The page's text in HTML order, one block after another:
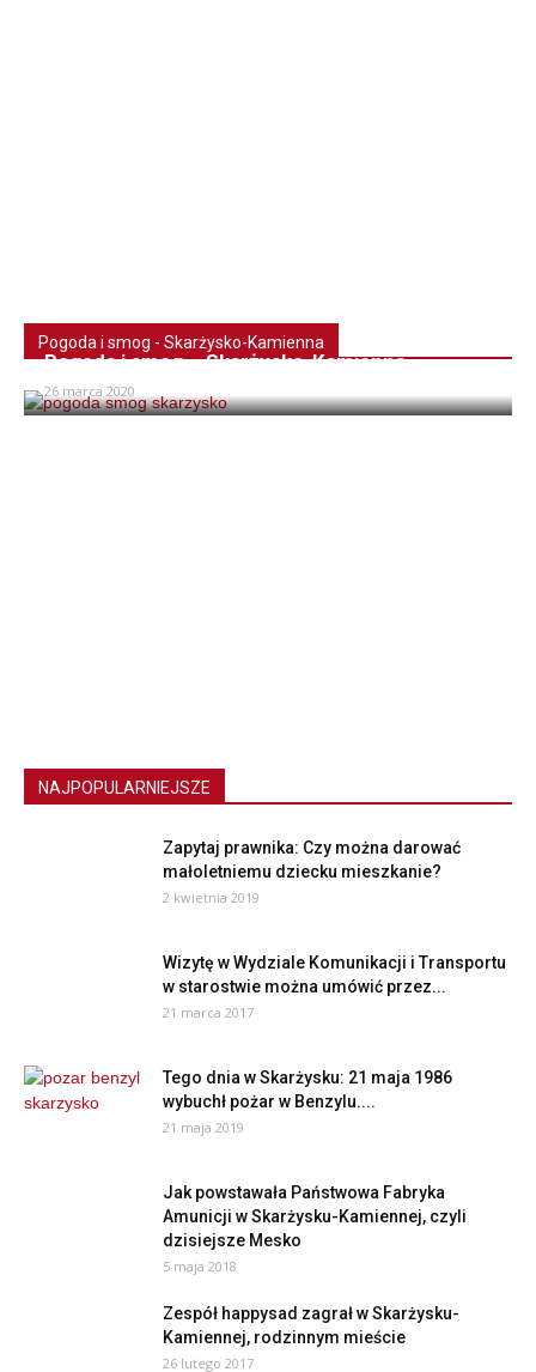
Pogoda i smog - Skarżysko-Kamienna
Pogoda i smog – Skarżysko-Kamienna
26 marca 2020
NAJPOPULARNIEJSZE
Zapytaj prawnika: Czy można darować
małoletniemu dziecku mieszkanie?
2 kwietnia 2019
Wizytę w Wydziale Komunikacji i Transportu
w starostwie można umówić przez...
21 marca 2017
Tego dnia w Skarżysku: 21 maja 1986
wybuchł pożar w Benzylu....
21 maja 2019
Jak powstawała Państwowa Fabryka
Amunicji w Skarżysku-Kamiennej, czyli
dzisiejsze Mesko
5 maja 2018
Zespół happysad zagrał w Skarżysku-
Kamiennej, rodzinnym mieście
26 lutego 2017